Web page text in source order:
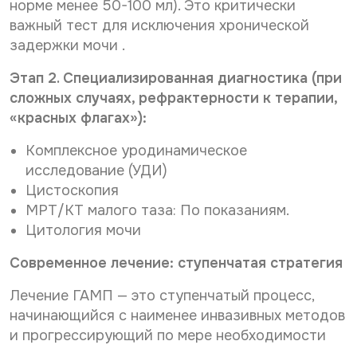
норме менее 50-100 мл). Это критически
важный тест для исключения хронической
задержки мочи .
Этап 2. Специализированная диагностика (при
сложных случаях, рефрактерности к терапии,
«красных флагах»):
Комплексное уродинамическое
исследование (УДИ)
Цистоскопия
МРТ/КТ малого таза: По показаниям.
Цитология мочи
Современное лечение: ступенчатая стратегия
Лечение ГАМП — это ступенчатый процесс,
начинающийся с наименее инвазивных методов
и прогрессирующий по мере необходимости